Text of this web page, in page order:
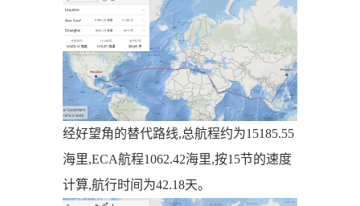
经好望角的替代路线,总航程约为15185.55
海里,ECA航程1062.42海里,按15节的速度
计算,航行时间为42.18天。